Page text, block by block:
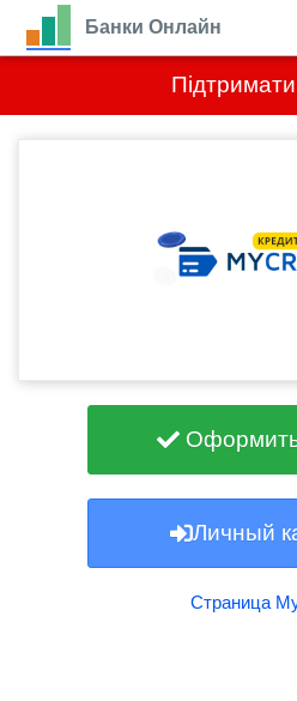
Банки Онлайн
Личный
Страница